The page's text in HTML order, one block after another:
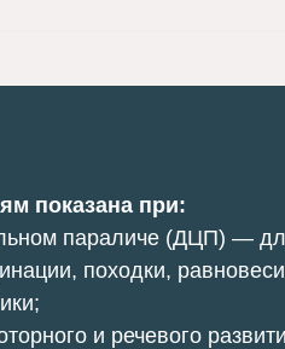
показана при:
параличе (ДЦП) —
походки,
и речевого